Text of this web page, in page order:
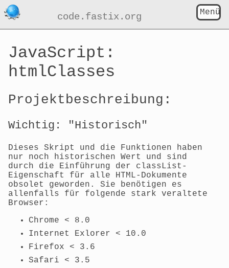
code.fastix.org Menü
JavaScript:
htmlClasses
Projektbeschreibung:
Wichtig: "Historisch"
Dieses Skript und die Funktionen haben
nur noch historischen Wert und sind
durch die Einführung der classList-
Eigenschaft für alle HTML-Dokumente
obsolet geworden. Sie benötigen es
allenfalls für folgende stark veraltete
Browser:
Chrome < 8.0
Internet Exlorer < 10.0
Firefox < 3.6
Safari < 3.5